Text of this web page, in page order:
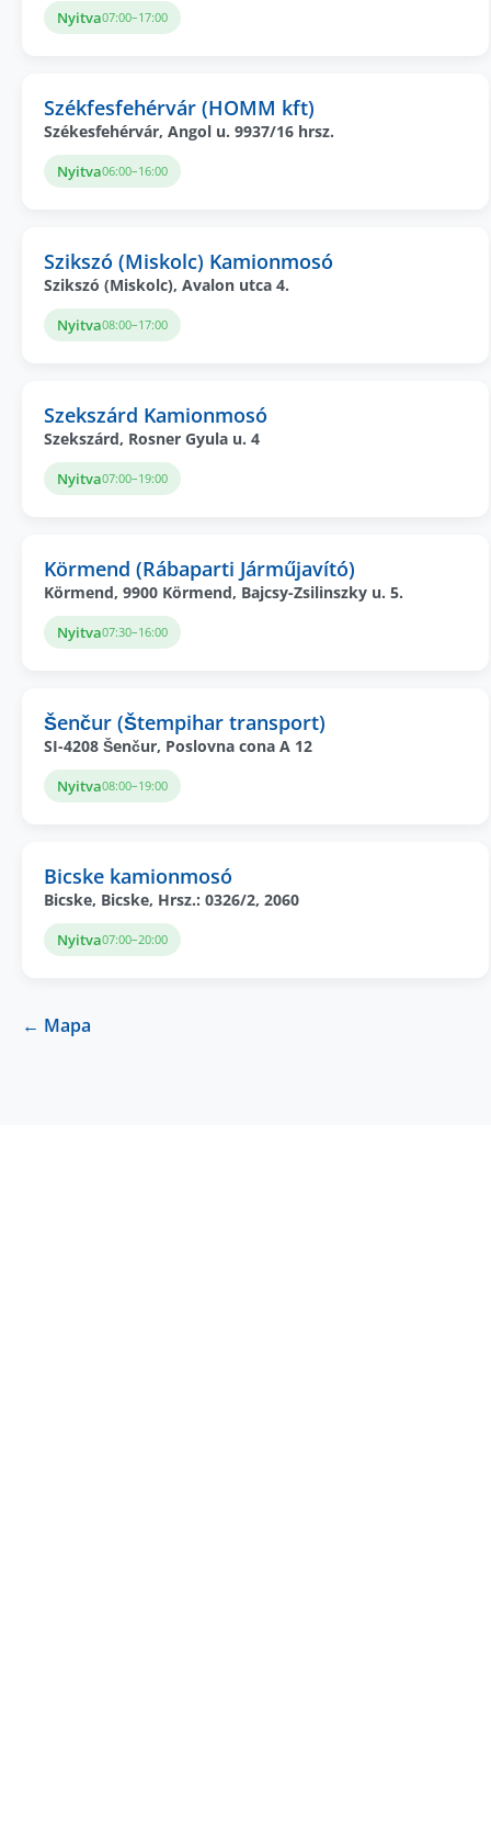
Nyitva07:00–17:00
Székfesfehérvár (HOMM kft)
Székesfehérvár, Angol u. 9937/16 hrsz.
Nyitva06:00–16:00
Szikszó (Miskolc) Kamionmosó
Szikszó (Miskolc), Avalon utca 4.
Nyitva08:00–17:00
Szekszárd Kamionmosó
Szekszárd, Rosner Gyula u. 4
Nyitva07:00–19:00
Körmend (Rábaparti Járműjavító)
Körmend, 9900 Körmend, Bajcsy-Zsilinszky u. 5.
Nyitva07:30–16:00
Šenčur (Štempihar transport)
SI-4208 Šenčur, Poslovna cona A 12
Nyitva08:00–19:00
Bicske kamionmosó
Bicske, Bicske, Hrsz.: 0326/2, 2060
Nyitva07:00–20:00
← Mapa